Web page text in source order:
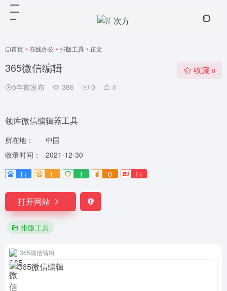
首页 • 在线办公 • 排版工具 • 正文
365微信编辑
5年前发布 386 0 0
收藏 0
领库微信编辑器工具
所在地：
中国
收录时间：
2021-12-30
1+
1- 1 0 1+
打开网站
排版工具
365微信编辑